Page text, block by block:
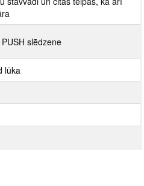
slēdzene
lūka